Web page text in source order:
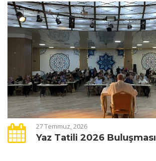
27 Temmuz, 2026
Yaz Tatili 2026 Buluşması